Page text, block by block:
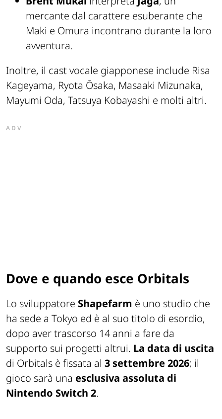
mercante dal carattere esuberante che
Maki e Omura incontrano durante la loro
avventura.
Inoltre, il cast vocale giapponese include Risa
Kageyama, Ryota Ōsaka, Masaaki Mizunaka,
Mayumi Oda, Tatsuya Kobayashi e molti altri.
ADV
Dove e quando esce Orbitals
Lo sviluppatore Shapefarm è uno studio che
ha sede a Tokyo ed è al suo titolo di esordio,
dopo aver trascorso 14 anni a fare da
supporto sui progetti altrui. La data di uscita
di Orbitals è fissata al 3 settembre 2026; il
gioco sarà una esclusiva assoluta di
Nintendo Switch 2.